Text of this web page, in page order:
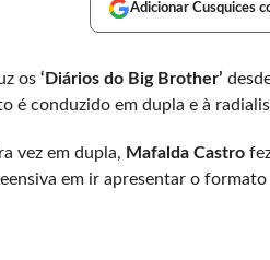
Adicionar Cusquices
os‘Diários do Big Brother’
é conduzido em dupla e à
vez em dupla, Mafalda Castro
em ir apresentar o formato